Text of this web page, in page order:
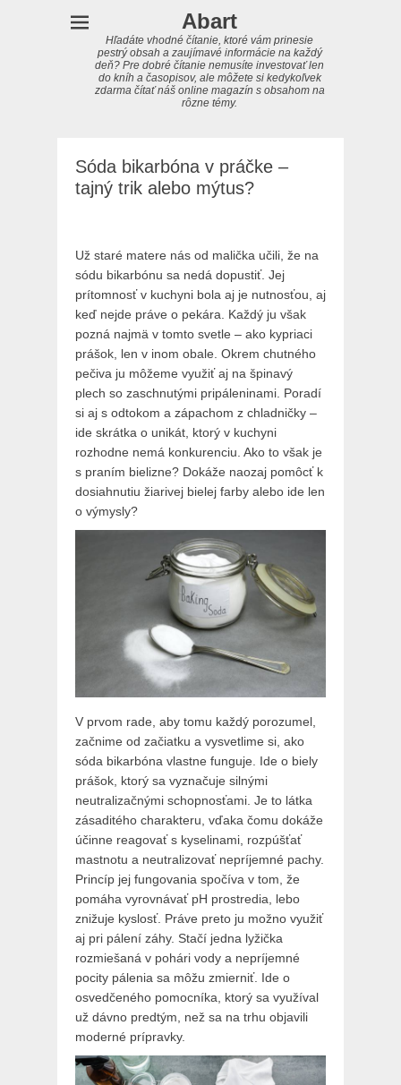
Abart
Hľadáte vhodné čítanie, ktoré vám prinesie
pestrý obsah a zaujímavé informácie na každý
deň? Pre dobré čítanie nemusíte investovať len
do kníh a časopisov, ale môžete si kedykoľvek
zdarma čítať náš online magazín s obsahom na
rôzne témy.
Sóda bikarbóna v práčke –
tajný trik alebo mýtus?
Už staré matere nás od malička učili, že na
sódu bikarbónu sa nedá dopustiť. Jej
prítomnosť v kuchyni bola aj je nutnosťou, aj
keď nejde práve o pekára. Každý ju však
pozná najmä v tomto svetle – ako kypriaci
prášok, len v inom obale. Okrem chutného
pečiva ju môžeme využiť aj na špinavý
plech so zaschnutými pripáleninami. Poradí
si aj s odtokom a zápachom z chladničky –
ide skrátka o unikát, ktorý v kuchyni
rozhodne nemá konkurenciu. Ako to však je
s praním bielizne? Dokáže naozaj pomôcť k
dosiahnutiu žiarivej bielej farby alebo ide len
o výmysly?
V prvom rade, aby tomu každý porozumel,
začnime od začiatku a vysvetlime si, ako
sóda bikarbóna vlastne funguje. Ide o biely
prášok, ktorý sa vyznačuje silnými
neutralizačnými schopnosťami. Je to látka
zásaditého charakteru, vďaka čomu dokáže
účinne reagovať s kyselinami, rozpúšťať
mastnotu a neutralizovať nepríjemné pachy.
Princíp jej fungovania spočíva v tom, že
pomáha vyrovnávať pH prostredia, lebo
znižuje kyslosť. Práve preto ju možno využiť
aj pri pálení záhy. Stačí jedna lyžička
rozmiešaná v pohári vody a nepríjemné
pocity pálenia sa môžu zmierniť. Ide o
osvedčeného pomocníka, ktorý sa využíval
už dávno predtým, než sa na trhu objavili
moderné prípravky.